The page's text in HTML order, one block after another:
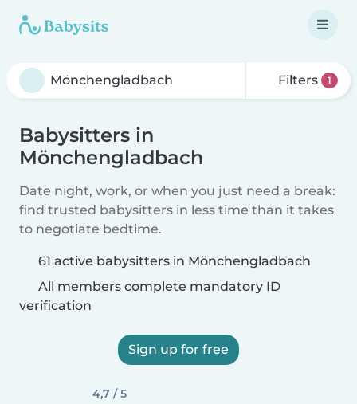
Filters 1
Babysitters in
Mönchengladbach
Date night, work, or when you just need a break:
find trusted babysitters in less time than it takes
to negotiate bedtime.
61 active babysitters in Mönchengladbach
All members complete mandatory ID
verification
Sign up for free
4,7 / 5